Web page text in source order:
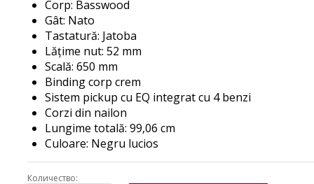
Corp: Basswood
Gât: Nato
Tastatură: Jatoba
Lățime nut: 52 mm
Scală: 650 mm
Binding corp crem
Sistem pickup cu EQ integrat cu 4 benzi
Corzi din nailon
Lungime totală: 99,06 cm
Culoare: Negru lucios
Количество: